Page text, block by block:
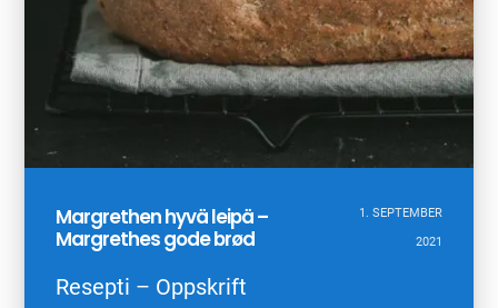
Margrethen hyvä leipä –
Margrethes gode brød
1. SEPTEMBER
2021
Resepti – Oppskrift